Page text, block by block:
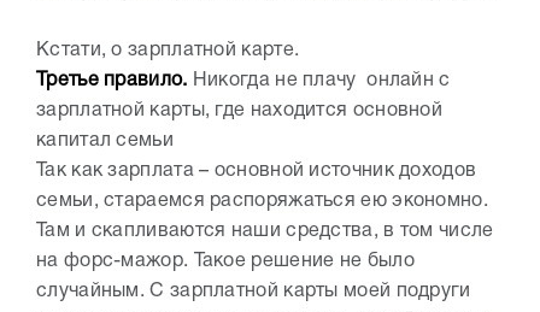
Кстати, о зарплатной карте.
Третье правило. Никогда не плачу онлайн с
зарплатной карты, где находится основной
капитал семьи
Так как зарплата – основной источник доходов
семьи, стараемся распоряжаться ею экономно.
Там и скапливаются наши средства, в том числе
на форс-мажор. Такое решение не было
случайным. С зарплатной карты моей подруги